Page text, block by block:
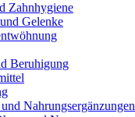
Zahnhygiene
Gelenke
Beruhigung
Nahrungsergänzungen